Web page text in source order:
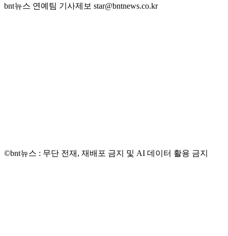
bnt뉴스 연예팀 기사제보 star@bntnews.co.kr
©bnt뉴스 : 무단 전재, 재배포 금지 및 AI 데이터 활용 금지